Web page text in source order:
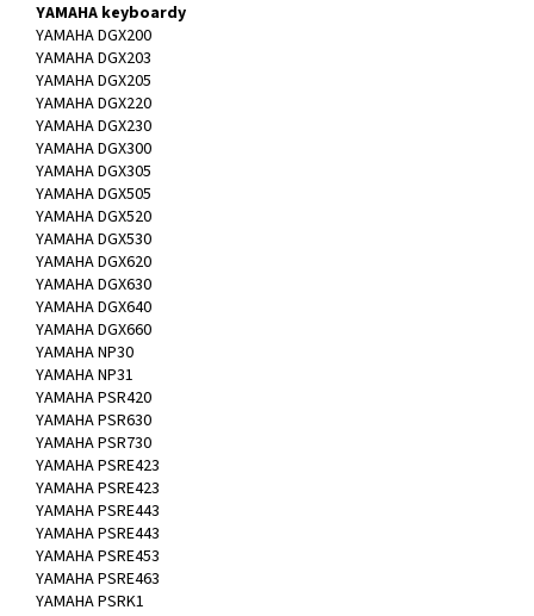
YAMAHA keyboardy
YAMAHA DGX200
YAMAHA DGX203
YAMAHA DGX205
YAMAHA DGX220
YAMAHA DGX230
YAMAHA DGX300
YAMAHA DGX305
YAMAHA DGX505
YAMAHA DGX520
YAMAHA DGX530
YAMAHA DGX620
YAMAHA DGX630
YAMAHA DGX640
YAMAHA DGX660
YAMAHA NP30
YAMAHA NP31
YAMAHA PSR420
YAMAHA PSR630
YAMAHA PSR730
YAMAHA PSRE423
YAMAHA PSRE423
YAMAHA PSRE443
YAMAHA PSRE443
YAMAHA PSRE453
YAMAHA PSRE463
YAMAHA PSRK1